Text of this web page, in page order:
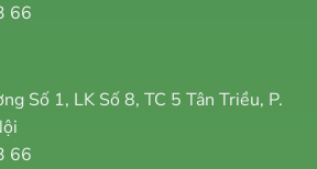
66
Số 1, LK Số 8, TC 5 Tân Triều, P.
66